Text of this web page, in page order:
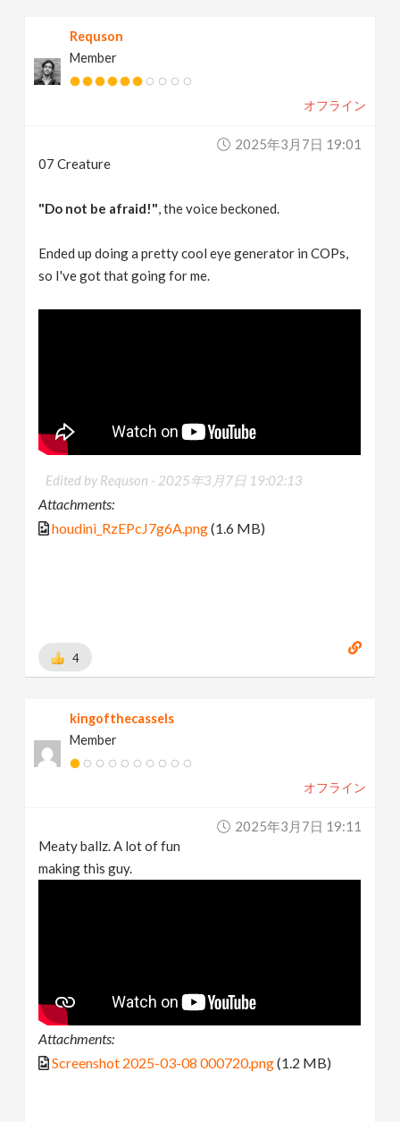
Requson
Member
オフライン
2025年3月7日 19:01
07 Creature
"Do not be afraid!", the voice beckoned.
Ended up doing a pretty cool eye generator in COPs,
so I've got that going for me.
Edited by Requson - 2025年3月7日 19:02:13
Attachments:
houdini_RzEPcJ7g6A.png(1.6 MB)
4
kingofthecassels
Member
オフライン
2025年3月7日 19:11
Meaty ballz. A lot of fun
making this guy.
Attachments:
Screenshot 2025-03-08 000720.png(1.2 MB)